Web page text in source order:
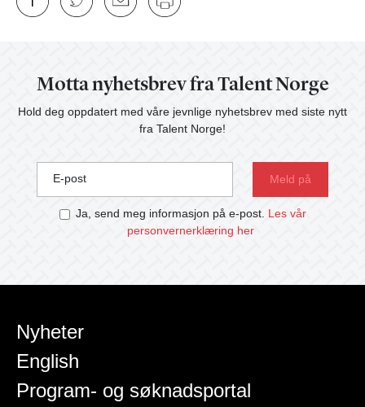
Motta nyhetsbrev fra Talent Norge
Hold deg oppdatert med våre jevnlige nyhetsbrev med siste nytt
fra Talent Norge!
E-post
Ja, send meg informasjon på e-post. Les vår
personvernerklæring her
Nyheter
English
Program- og søknadsportal